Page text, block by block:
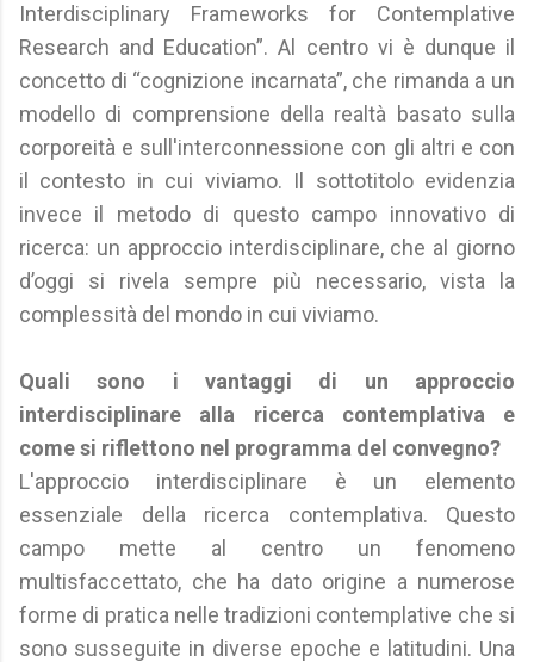
Interdisciplinary Frameworks for Contemplative
Research and Education”. Al centro vi è dunque il
concetto di “cognizione incarnata”, che rimanda a un
modello di comprensione della realtà basato sulla
corporeità e sull'interconnessione con gli altri e con
il contesto in cui viviamo. Il sottotitolo evidenzia
invece il metodo di questo campo innovativo di
ricerca: un approccio interdisciplinare, che al giorno
d’oggi si rivela sempre più necessario, vista la
complessità del mondo in cui viviamo.
Quali sono i vantaggi di un approccio
interdisciplinare alla ricerca contemplativa e
come si riflettono nel programma del convegno?
L'approccio interdisciplinare è un elemento
essenziale della ricerca contemplativa. Questo
campo mette al centro un fenomeno
multisfaccettato, che ha dato origine a numerose
forme di pratica nelle tradizioni contemplative che si
sono susseguite in diverse epoche e latitudini. Una